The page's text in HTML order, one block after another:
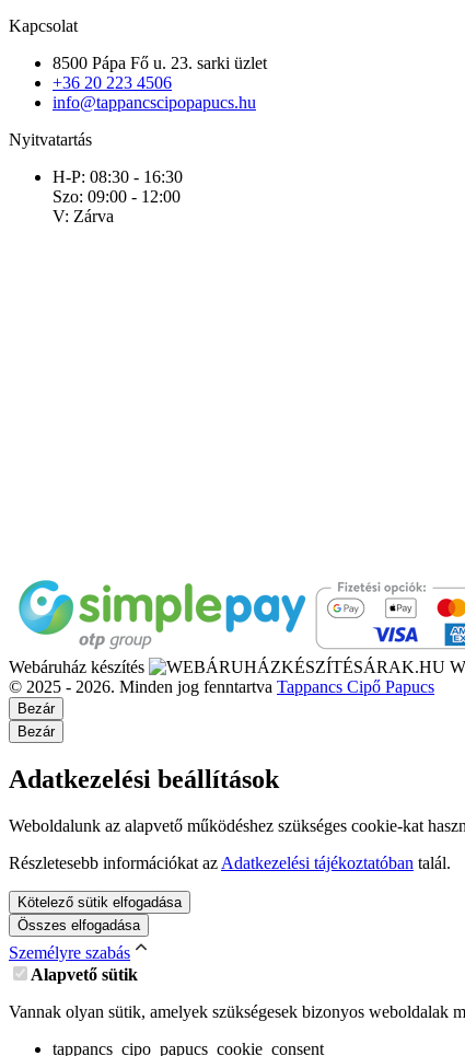
Kapcsolat
8500 Pápa Fő u. 23. sarki üzlet
+36 20 223 4506
info@tappancscipopapucs.hu
Nyitvatartás
H-P: 08:30 - 16:30
Szo: 09:00 - 12:00
V: Zárva
Webáruház készítés
© 2025 - 2026. Minden jog fenntartva Tappancs Cipő Papucs
Bezár
Bezár
Adatkezelési beállítások
Weboldalunk az alapvető működéshez szükséges cookie-kat
Részletesebb információkat az Adatkezelési tájékoztatóban talál.
Kötelező sütik elfogadása
Összes elfogadása
Személyre szabás
Alapvető sütik
Vannak olyan sütik, amelyek szükségesek bizonyos weboldalak
tappancs_cipo_papucs_cookie_consent